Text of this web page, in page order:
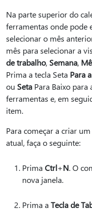
Na parte superior do
ferramentas onde pode
selecionar o mês
mês para selecionar a
de trabalho, Semana,
Prima a tecla Seta Para
ou Seta Para Baixo
ferramentas e, em
item.
Para começar a criar
atual, faça o seguinte:
Prima Ctrl+N. O
nova janela.
Prima a Tecla de